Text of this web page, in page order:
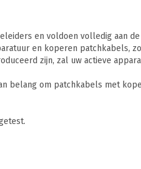
en voldoen volledig aan
en koperen patchkabels,
zijn, zal uw actieve
belang om patchkabels met